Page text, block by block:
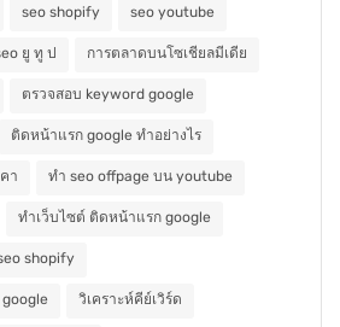
seo shopify seo youtube
ยู ทู ป การตลาดบนโซเชียลมีเดีย
ตรวจสอบ keyword google
ติดหน้าแรก google ทำอย่างไร
า ทำ seo offpage บน youtube
ทำเว็บไซต์ ติดหน้าแรก google
shopify
วิเคราะห์คีย์เวิร์ด